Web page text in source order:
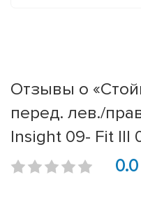
Отзывы о
перед. лев./
Insight 09- Fit III
0.0